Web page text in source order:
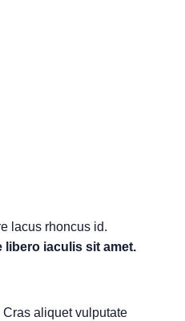
lacus rhoncus id.
iaculis sit amet.
aliquet vulputate